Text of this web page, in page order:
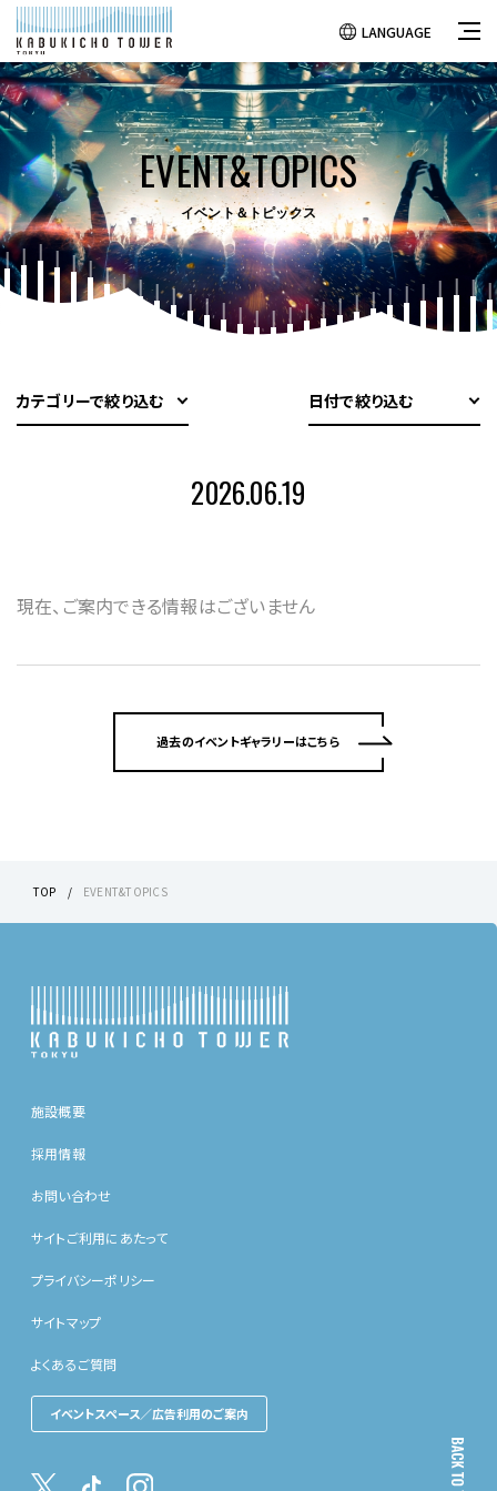
LANGUAGE
EVENT&TOPICS
イベント＆トピックス
カテゴリーで絞り込む 日付で絞り込む
2026.06.19
現在、ご案内できる情報はございません
過去のイベントギャラリーはこちら
TOP EVENT&TOPICS
施設概要
採用情報
お問い合わせ
サイトご利用にあたって
プライバシーポリシー
サイトマップ
よくあるご質問
イベントスペース／広告利用のご案内